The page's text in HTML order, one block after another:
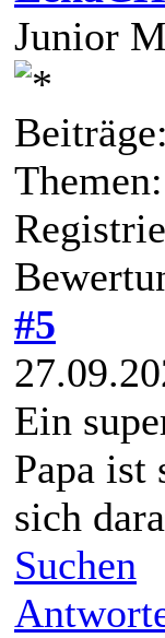
Junior
#5
Ein
Papa ist
sich
Suchen